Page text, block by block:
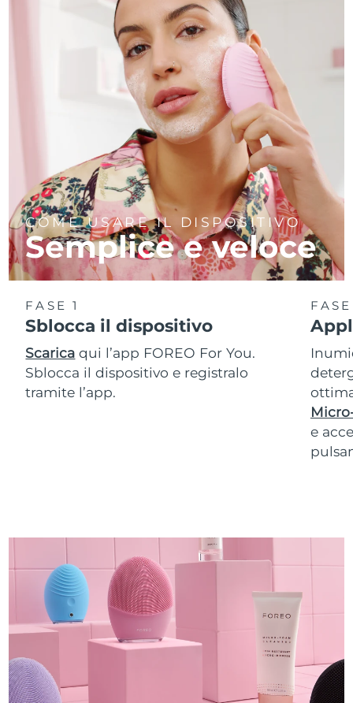
COME USARE IL DISPOSITIVO
Semplice e veloce
FASE 1
Sblocca il dispositivo
Scarica qui l’app FOREO For You.
Sblocca il dispositivo e registralo
tramite l’app.
e